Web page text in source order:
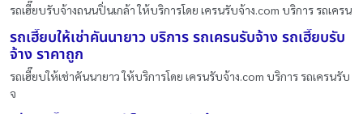
รถเฮี๊ยบรับจ้างถนนปิ่นเกล้า ให้บริการโดย เครนรับจ้าง.com บริการ รถเครน
รถเฮี๊ยบให้เช่าคันนายาว บริการ รถเครนรับจ้าง รถเฮี๊ยบรับ
จ้าง ราคาถูก
รถเฮี๊ยบให้เช่าคันนายาว ให้บริการโดย เครนรับจ้าง.com บริการ รถเครนรับ
จ